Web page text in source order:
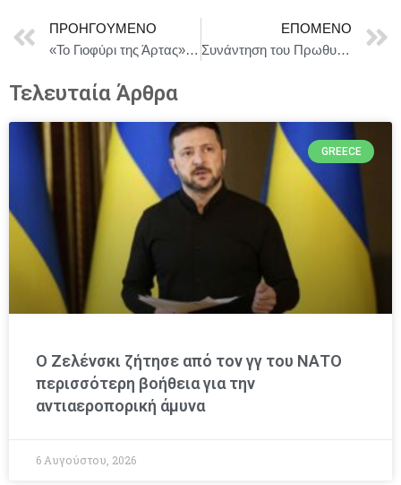
ΠΡΟΗΓΟΎΜΕΝΟ
«Το Γιοφύρι της Άρτας» και το «Το Στοιχειό της Χάρμαινας» του Δημήτρη Μαραμή στις 6 Ιουλίου στο Φεστιβάλ Δελφών «To Λάλον Ύδωρ»
ΕΠΌΜΕΝΟ
Συνάντηση του Πρωθυπουργού Κυριάκου Μητσοτάκη με τους Πρυτάνεις των ελληνικών πανεπιστημίων
Τελευταία Άρθρα
GREECE
Ο Ζελένσκι ζήτησε από τον γγ του ΝΑΤΟ
περισσότερη βοήθεια για την
αντιαεροπορική άμυνα
6 Αυγούστου, 2026